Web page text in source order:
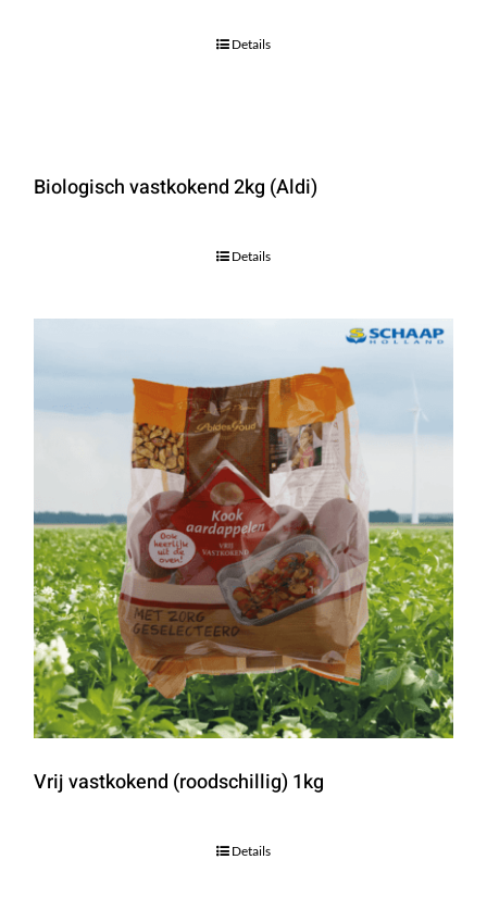
Details
Biologisch vastkokend 2kg (Aldi)
Details
Vrij vastkokend (roodschillig) 1kg
Details